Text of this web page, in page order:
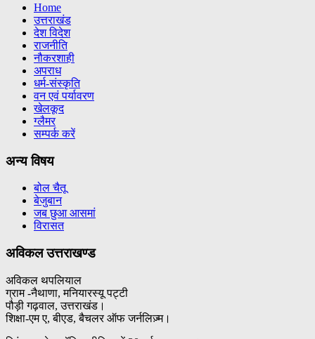
Home
उत्तराखंड
देश विदेश
राजनीति
नौकरशाही
अपराध
धर्म-संस्कृति
वन एवं पर्यावरण
खेलकूद
ग्लैमर
सम्पर्क करें
अन्य विषय
बोल चैतू
बेजुबान
जब छुआ आसमां
विरासत
अविकल उत्तराखण्ड
अविकल थपलियाल
ग्राम -नैथाणा, मनियारस्यू पट्टी
पौड़ी गढ़वाल, उत्तराखंड।
शिक्षा-एम ए, बीएड, बैचलर ऑफ जर्नलिज़्म।